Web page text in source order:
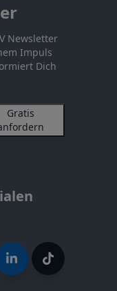
Newsletter
Impuls
Dich
Gratis